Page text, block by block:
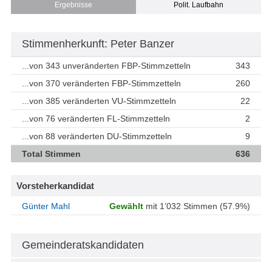
Ergebnisse Polit. Laufbahn
Stimmenherkunft: Peter Banzer
...von 343 unveränderten FBP-Stimmzetteln
343
...von 370 veränderten FBP-Stimmzetteln
260
...von 385 veränderten VU-Stimmzetteln
22
...von 76 veränderten FL-Stimmzetteln
2
...von 88 veränderten DU-Stimmzetteln
9
Total Stimmen
636
Vorsteherkandidat
Günter Mahl Gewählt mit 1’032 Stimmen (57.9%)
Gemeinderatskandidaten